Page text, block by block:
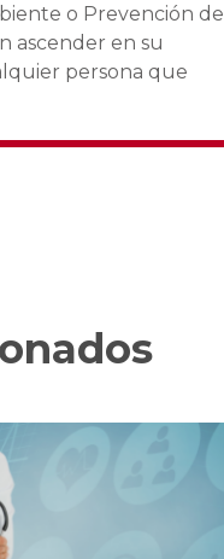
o Prevención de
ascender en su
persona que